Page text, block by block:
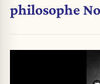
philosophe